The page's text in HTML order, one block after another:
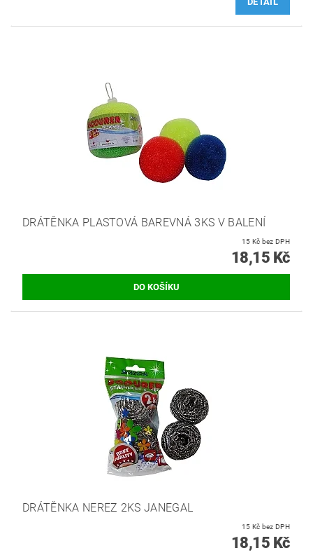
DRÁTĚNKA PLASTOVÁ BAREVNÁ 3KS V BALENÍ
15 Kč bez DPH
18,15 Kč
DRÁTĚNKA NEREZ 2KS JANEGAL
15 Kč bez DPH
18,15 Kč